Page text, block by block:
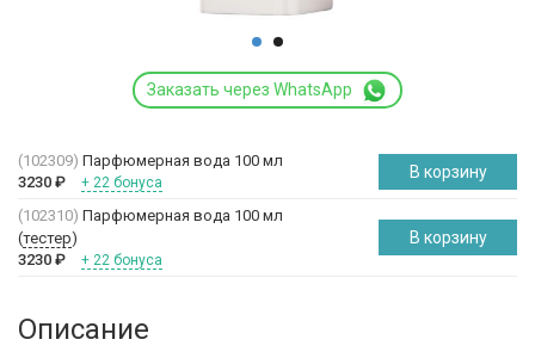
Заказать через WhatsApp
(102309) Парфюмерная вода 100 мл
3230 ₽ + 22 бонуса
В корзину
(102310) Парфюмерная вода 100 мл
(тестер)
3230 ₽ + 22 бонуса
В корзину
Описание